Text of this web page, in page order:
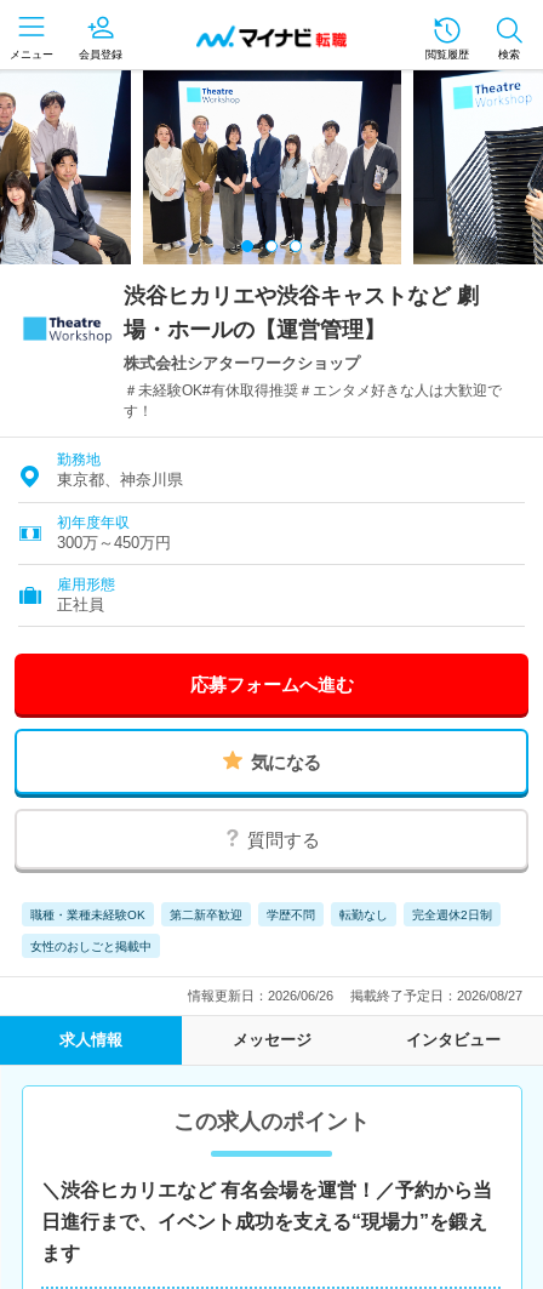
メニュー 会員登録 閲覧履歴 検索
渋谷ヒカリエや渋谷キャストなど 劇
場・ホールの【運営管理】
株式会社シアターワークショップ
＃未経験OK#有休取得推奨＃エンタメ好きな人は大歓迎で
す！
勤務地
東京都、神奈川県
初年度年収
300万～450万円
雇用形態
正社員
応募フォームへ進む
気になる
質問する
職種・業種未経験OK 第二新卒歓迎 学歴不問 転勤なし 完全週休2日制
女性のおしごと掲載中
情報更新日：2026/06/26 掲載終了予定日：2026/08/27
求人情報 メッセージ インタビュー
この求人のポイント
＼渋谷ヒカリエなど 有名会場を運営！／予約から当
日進行まで、イベント成功を支える“現場力”を鍛え
ます